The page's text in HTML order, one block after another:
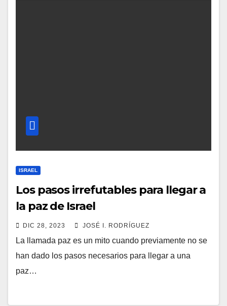
ISRAEL
Los pasos irrefutables para llegar a
la paz de Israel
DIC 28, 2023 JOSÉ I. RODRÍGUEZ
La llamada paz es un mito cuando previamente no se
han dado los pasos necesarios para llegar a una
paz…